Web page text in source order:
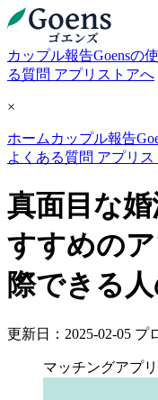
カップル報告Goensの
る質問 アプリストアへ
×
ホーム カップル報告
よくある質問 アプリ
真面目な
すすめの
際できる
更新日：2025-02-05 プ
マッチングアプ